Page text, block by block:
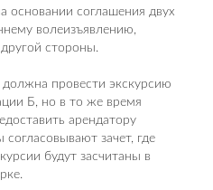
основании соглашения двух
волеизъявлению,
стороны.
провести экскурсию
Б, но в то же время
арендатору
зачет, где
будут засчитаны в